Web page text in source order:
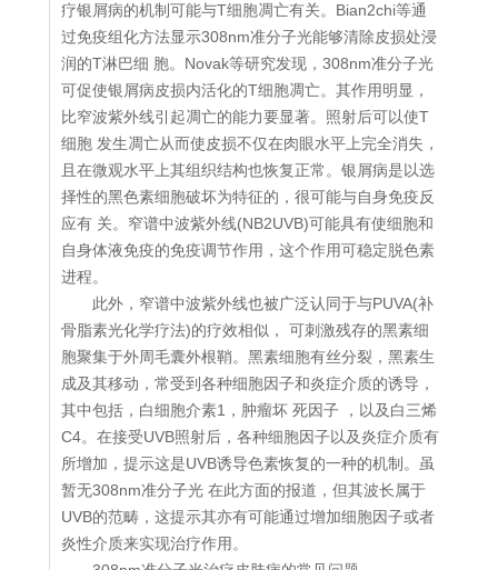
疗银屑病的机制可能与T细胞凋亡有关。Bian2chi等通
过免疫组化方法显示308nm准分子光能够清除皮损处浸
润的T淋巴细 胞。Novak等研究发现，308nm准分子光
可促使银屑病皮损内活化的T细胞凋亡。其作用明显，
比窄波紫外线引起凋亡的能力要显著。照射后可以使T
细胞 发生凋亡从而使皮损不仅在肉眼水平上完全消失，
且在微观水平上其组织结构也恢复正常。银屑病是以选
择性的黑色素细胞破坏为特征的，很可能与自身免疫反
应有 关。窄谱中波紫外线(NB2UVB)可能具有使细胞和
自身体液免疫的免疫调节作用，这个作用可稳定脱色素
进程。
此外，窄谱中波紫外线也被广泛认同于与PUVA(补
骨脂素光化学疗法)的疗效相似， 可刺激残存的黑素细
胞聚集于外周毛囊外根鞘。黑素细胞有丝分裂，黑素生
成及其移动，常受到各种细胞因子和炎症介质的诱导，
其中包括，白细胞介素1，肿瘤坏 死因子 ，以及白三烯
C4。在接受UVB照射后，各种细胞因子以及炎症介质有
所增加，提示这是UVB诱导色素恢复的一种的机制。虽
暂无308nm准分子光 在此方面的报道，但其波长属于
UVB的范畴，这提示其亦有可能通过增加细胞因子或者
炎性介质来实现治疗作用。